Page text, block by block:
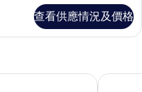
查看供應情況及價格
青年旅